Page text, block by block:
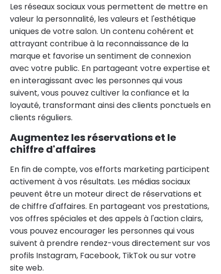
Les réseaux sociaux vous permettent de mettre en
valeur la personnalité, les valeurs et l'esthétique
uniques de votre salon. Un contenu cohérent et
attrayant contribue à la reconnaissance de la
marque et favorise un sentiment de connexion
avec votre public. En partageant votre expertise et
en interagissant avec les personnes qui vous
suivent, vous pouvez cultiver la confiance et la
loyauté, transformant ainsi des clients ponctuels en
clients réguliers.
Augmentez les réservations et le
chiffre d'affaires
En fin de compte, vos efforts marketing participent
activement à vos résultats. Les médias sociaux
peuvent être un moteur direct de réservations et
de chiffre d'affaires. En partageant vos prestations,
vos offres spéciales et des appels à l'action clairs,
vous pouvez encourager les personnes qui vous
suivent à prendre rendez-vous directement sur vos
profils Instagram, Facebook, TikTok ou sur votre
site web.